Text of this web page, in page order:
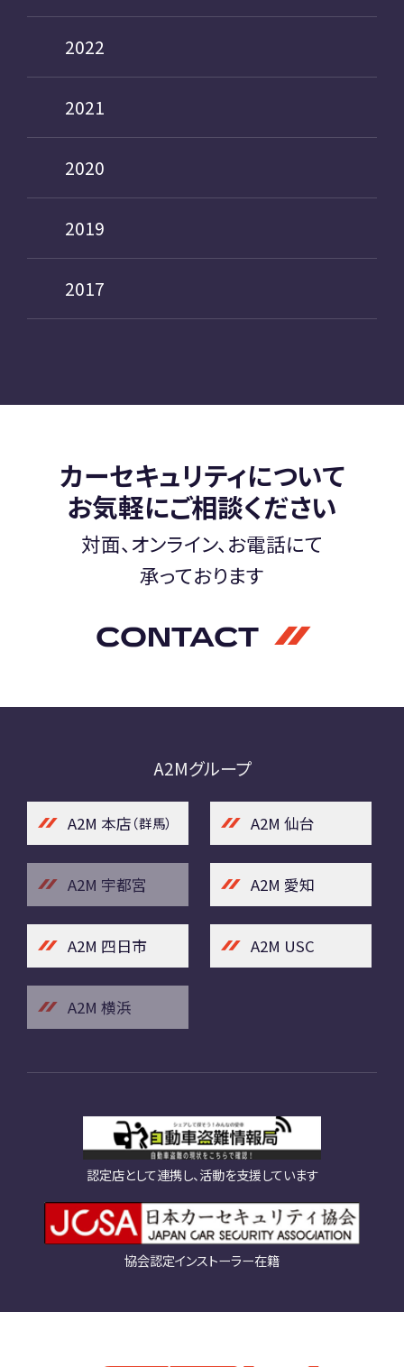
2022
2021
2020
2019
2017
カーセキュリティについて
お気軽にご相談ください
対面、オンライン、お電話にて
承っております
CONTACT
A2Mグループ
A2M 本店（群馬） A2M 仙台
A2M 宇都宮 A2M 愛知
A2M 四日市 A2M USC
A2M 横浜
認定店として連携し、活動を支援しています
協会認定インストーラー在籍